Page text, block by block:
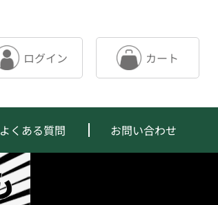
ログイン カート
よくある質問 お問い合わせ